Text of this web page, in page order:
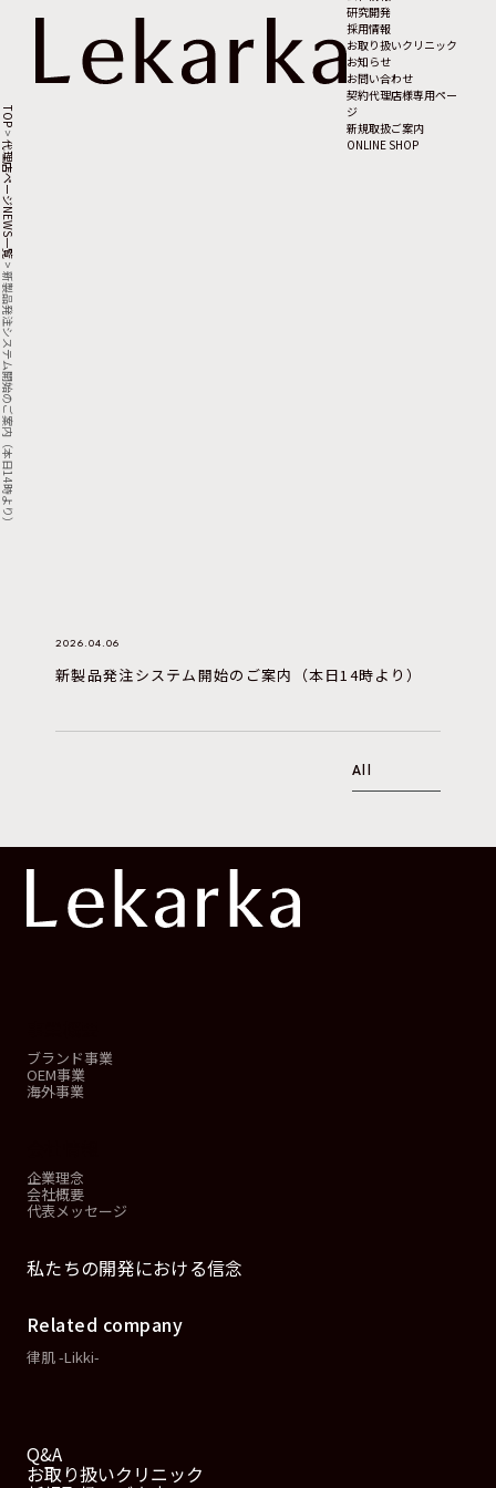
研究開発
採用情報
お取り扱いクリニック
お知らせ
お問い合わせ
契約代理店様専用ペー
ジ
新規取扱ご案内
ONLINE SHOP
TOP
>
代理店ページNEWS一覧
>
新製品発注システム開始のご案内（本日14時より）
2026.04.06
新製品発注システム開始のご案内（本日14時より）
All
ブランド事業
OEM事業
海外事業
企業理念
会社概要
代表メッセージ
私たちの開発における信念
Related company
律肌 -Likki-
Q&A
お取り扱いクリニック